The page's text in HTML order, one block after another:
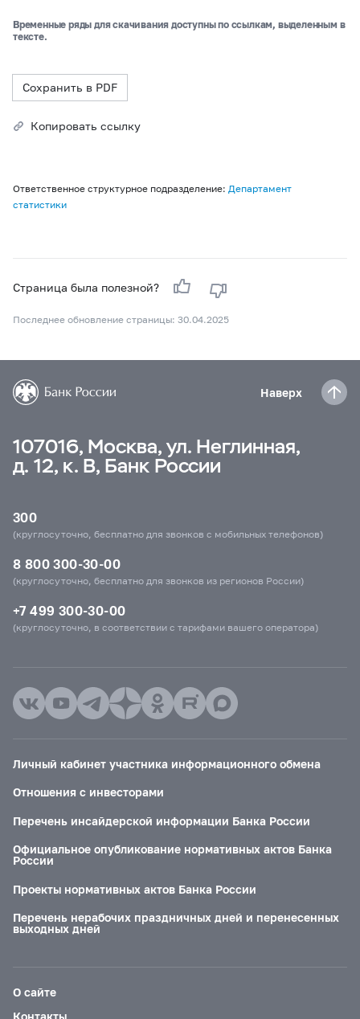
Временные ряды для скачивания доступны по ссылкам, выделенным в
тексте.
Сохранить в PDF
Копировать ссылку
Ответственное структурное подразделение: Департамент
статистики
Страница была полезной?
Последнее обновление страницы: 30.04.2025
Наверх
107016, Москва, ул. Неглинная,
д. 12, к. В, Банк России
300
(круглосуточно, бесплатно для звонков с мобильных телефонов)
8 800 300-30-00
(круглосуточно, бесплатно для звонков из регионов России)
+7 499 300-30-00
(круглосуточно, в соответствии с тарифами вашего оператора)
Личный кабинет участника информационного обмена
Отношения с инвесторами
Перечень инсайдерской информации Банка России
Официальное опубликование нормативных актов Банка
России
Проекты нормативных актов Банка России
Перечень нерабочих праздничных дней и перенесенных
выходных дней
О сайте
Контакты